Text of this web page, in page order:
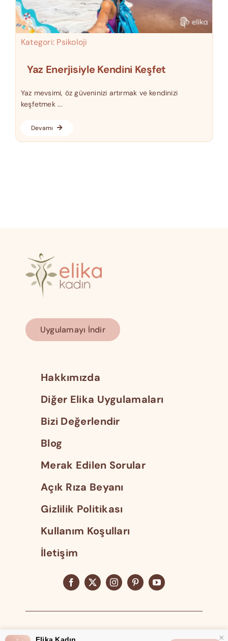
Kategori: Psikoloji
Yaz Enerjisiyle Kendini Keşfet
Yaz mevsimi, öz güveninizi artırmak ve kendinizi
keşfetmek ...
Devamı
Uygulamayı İndir
Hakkımızda
Diğer Elika Uygulamaları
Bizi Değerlendir
Blog
Merak Edilen Sorular
Açık Rıza Beyanı
Gizlilik Politikası
Kullanım Koşulları
İletişim
Tüm Hakları Saklıdır 2023 ×